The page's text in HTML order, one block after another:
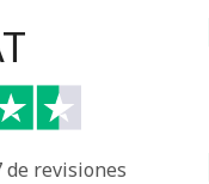
de revisiones